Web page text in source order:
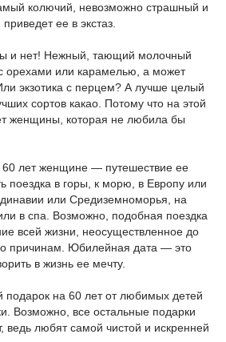
колючий, невозможно страшный и
ее в экстаз.
и нет! Нежный, тающий молочный
орехами или карамелью, а может
экзотика с перцем? А лучше целый
сортов какао. Потому что на этой
женщины, которая не любила бы
лет женщине ― путешествие ее
поездка в горы, к морю, в Европу или
или Средиземноморья, на
в спа. Возможно, подобная поездка
всей жизни, неосуществленное до
причинам. Юбилейная дата ― это
в жизнь ее мечту.
на 60 лет от любимых детей
Возможно, все остальные подарки
ведь любят самой чистой и искренней